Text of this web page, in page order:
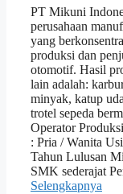
PT Mikuni
perusahaan
yang
produksi dan
otomotif. Hasil
lain adalah:
minyak, katup
trotel sepeda
Operator
: Pria / Wanita
Tahun Lulusan
SMK sederajat
Selengkapnya